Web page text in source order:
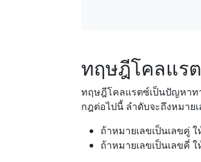
ทฤษฎีโคลแร
ทฤษฎีโคลแรตซ์เป็นปัญหาท
กฎต่อไปนี้ ลำดับจะถึงหมาย
ถ้าหมายเลขเป็นเลขคู่
ถ้าหมายเลขเป็นเลขคี่